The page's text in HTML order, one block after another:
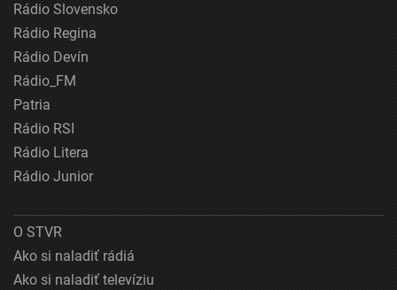
Rádio Slovensko
Rádio Regina
Rádio Devín
Rádio_FM
Patria
Rádio RSI
Rádio Litera
Rádio Junior
O STVR
Ako si naladiť rádiá
Ako si naladiť televíziu